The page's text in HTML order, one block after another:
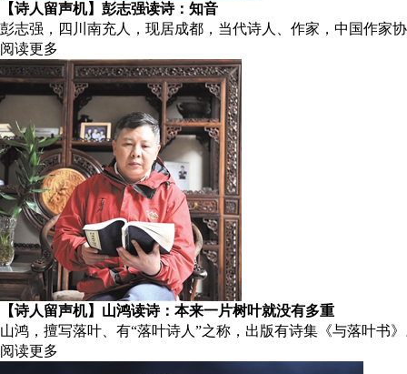
【诗人留声机】彭志强读诗：知音
彭志强，四川南充人，现居成都，当代诗人、作家，中国作家
阅读更多
【诗人留声机】山鸿读诗：本来一片树叶就没有多重
山鸿，擅写落叶、有“落叶诗人”之称，出版有诗集《与落叶书
阅读更多